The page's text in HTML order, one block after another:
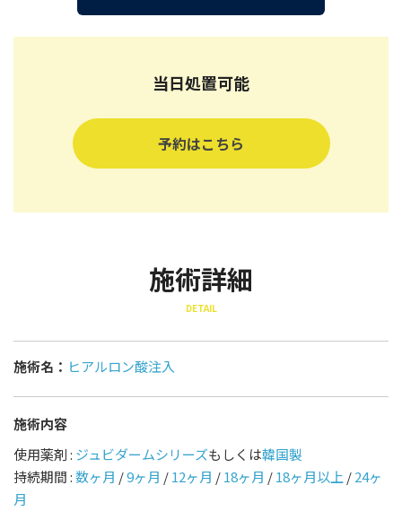
当日処置可能
予約はこちら
施術詳細
DETAIL
施術名： ヒアルロン酸注入
施術内容
使用薬剤 : ジュビダームシリーズもしくは韓国製
持続期間 :数ヶ月 /9ヶ月 /12ヶ月 /18ヶ月 /18ヶ月以上/24ヶ
月